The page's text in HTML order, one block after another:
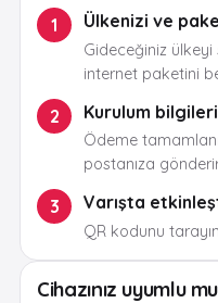
1 Ülkenizi ve
Gideceğiniz
internet paketini
2 Kurulum
Ödeme
postanıza
3 Varışta
QR kodunu
Cihazınız uyumlu